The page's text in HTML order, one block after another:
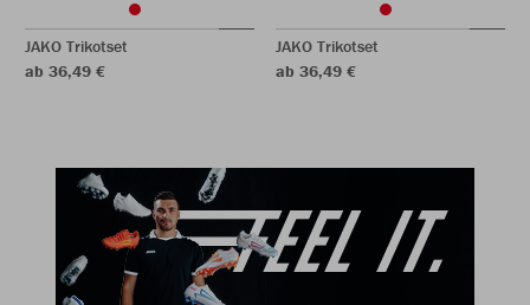
JAKO Trikotset
ab 36,49 €
JAKO Trikotset
ab 36,49 €